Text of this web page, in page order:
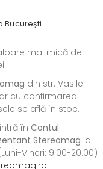
București
mai mică de
din str. Vasile
cu confirmarea
se află în stoc.
în Contul
Stereomag la
Vineri: 9.00-20.00)
.